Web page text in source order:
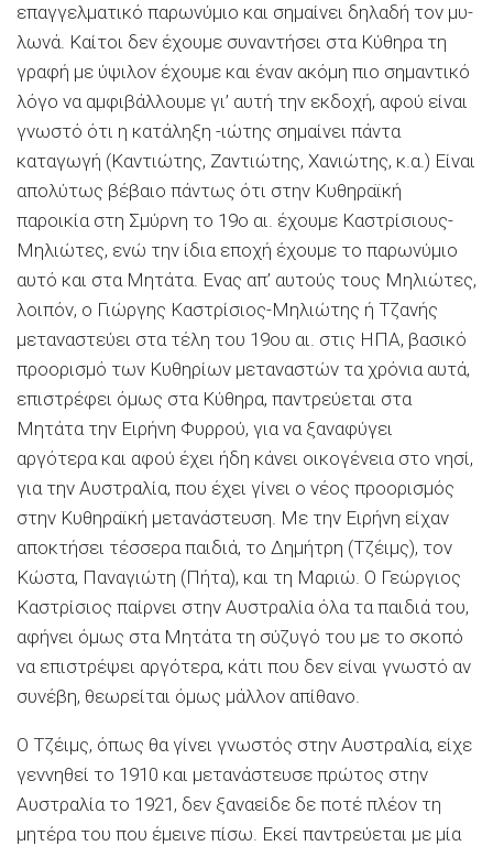
επαγγελματικό παρωνύμιο και σημαίνει δηλαδή τον μυ­
λωνά. Καίτοι δεν έχουμε συναντήσει στα Κύθηρα τη
γραφή με ύψιλον έχουμε και έναν ακόμη πιο σημαντικό
λόγο να αμ­φιβάλλουμε γι’ αυτή την εκδοχή, αφού είναι
γνωστό ότι η κα­τάληξη -ιώτης σημαίνει πάντα
καταγωγή (Καντιώτης, Ζαντιώτης, Χανιώτης, κ.α.) Είναι
απολύτως βέβαιο πάντως ότι στην Κυθηραϊκή
παροικία στη Σμύρνη το 19ο αι. έχουμε Καστρίσιους-
Μηλιώτες, ενώ την ίδια εποχή έχουμε το παρωνύ­μιο
αυτό και στα Μητάτα. Ενας απ’ αυτούς τους Μηλιώτες,
λοιπόν, ο Γιώργης Καστρίσιος-Μηλιώτης ή Τζανής
μετανα­στεύει στα τέλη του 19ου αι. στις ΗΠΑ, βασικό
προορισμό των Κυθηρίων μεταναστών τα χρόνια αυτά,
επιστρέφει όμως στα Κύθηρα, παντρεύεται στα
Μητάτα την Ειρήνη Φυρρού, για να ξαναφύγει
αργότερα και αφού έχει ήδη κάνει οικογέ­νεια στο νησί,
για την Αυστραλία, που έχει γίνει ο νέος προο­ρισμός
στην Κυθηραϊκή μετανάστευση. Με την Ειρήνη είχαν
αποκτήσει τέσσερα παιδιά, το Δημήτρη (Τζέιμς), τον
Κώστα, Παναγιώτη (Πήτα), και τη Μαριώ. Ο Γεώργιος
Καστρίσιος παίρνει στην Αυστραλία όλα τα παιδιά του,
αφήνει όμως στα Μητάτα τη σύζυγό του με το σκοπό
να επιστρέψει αργότερα, κάτι που δεν είναι γνωστό αν
συνέβη, θεωρείται όμως μάλ­λον απίθανο.
Ο Τζέιμς, όπως θα γίνει γνωστός στην Αυστρα­λία, είχε
γεννηθεί το 1910 και μετανάστευσε πρώτος στην
Αυστραλία το 1921, δεν ξαναείδε δε ποτέ πλέον τη
μητέρα του που έμεινε πίσω. Εκεί παντρεύεται με μία